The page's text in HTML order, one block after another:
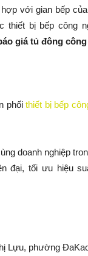
với gian bếp
thiết bị bếp công
giá tủ đông
phốithiết bị bếp
doanh nghiệp
đại, tối ưu hiệu
Lựu, phường